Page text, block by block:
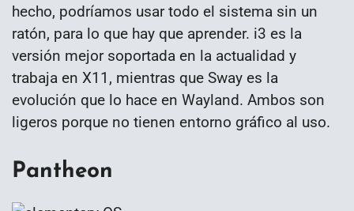
hecho, podríamos usar todo el sistema sin un
ratón, para lo que hay que aprender. i3 es la
versión mejor soportada en la actualidad y
trabaja en X11, mientras que Sway es la
evolución que lo hace en Wayland. Ambos son
ligeros porque no tienen entorno gráfico al uso.
Pantheon